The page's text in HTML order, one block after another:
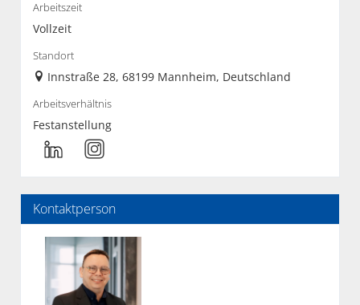
Arbeitszeit
Vollzeit
Standort
Innstraße 28, 68199 Mannheim, Deutschland
Arbeitsverhältnis
Festanstellung
Kontaktperson